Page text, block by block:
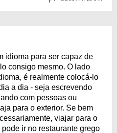
idioma para ser capaz de
consigo mesmo. O lado
é realmente colocá-lo
a dia - seja escrevendo
com pessoas ou
para o exterior. Se bem
viajar para o
ir no restaurante grego